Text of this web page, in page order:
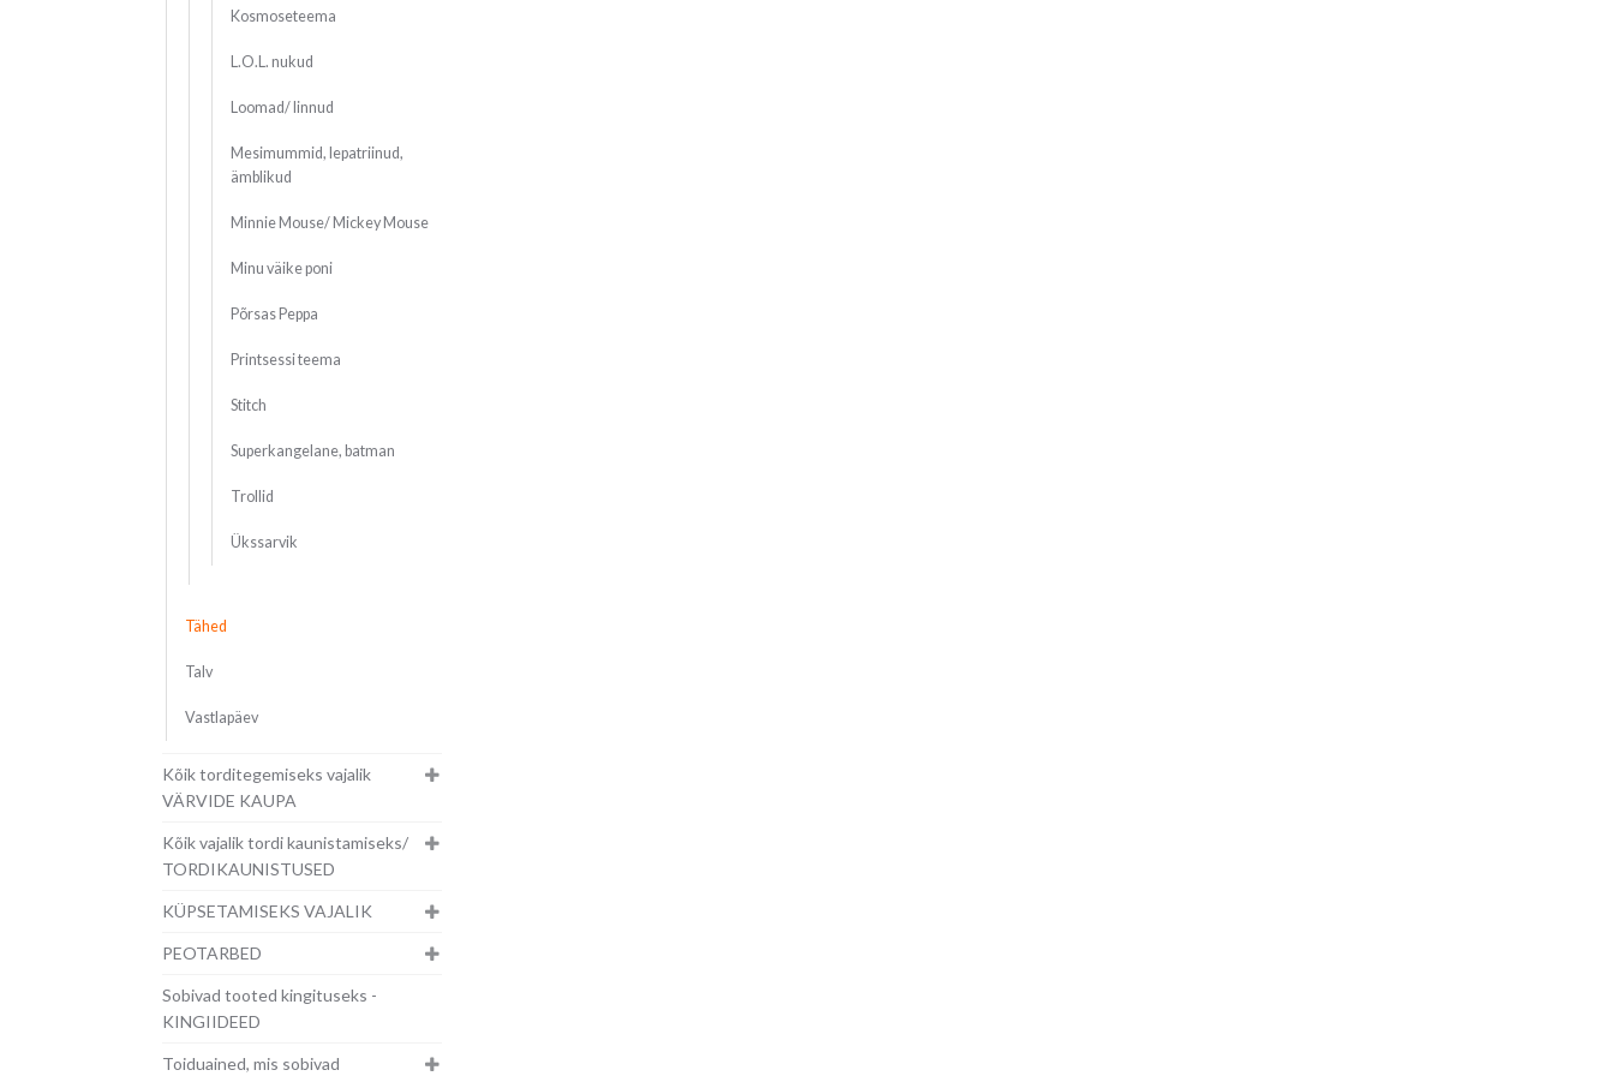
Kosmoseteema
L.O.L. nukud
Loomad/ linnud
Mesimummid, lepatriinud,
ämblikud
Minnie Mouse/ Mickey Mouse
Minu väike poni
Põrsas Peppa
Printsessi teema
Stitch
Superkangelane, batman
Trollid
Ükssarvik
Tähed
Talv
Vastlapäev
Kõik torditegemiseks vajalik
VÄRVIDE KAUPA
Kõik vajalik tordi kaunistamiseks/
TORDIKAUNISTUSED
KÜPSETAMISEKS VAJALIK
PEOTARBED
Sobivad tooted kingituseks -
KINGIIDEED
Toiduained, mis sobivad